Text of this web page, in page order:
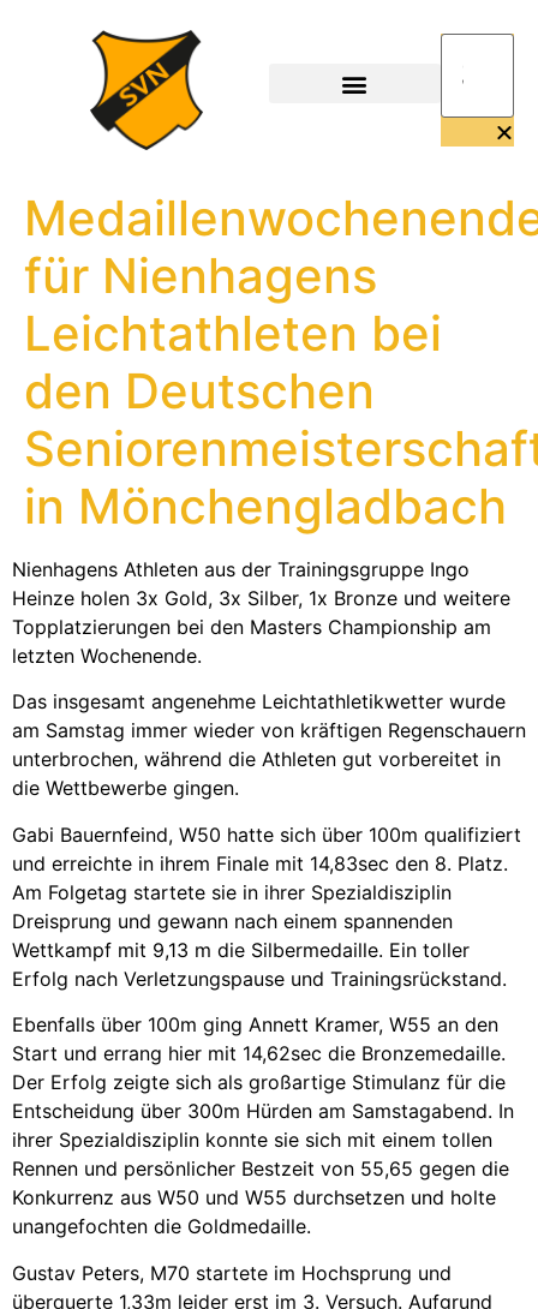
für Nienhagens
Leichtathleten bei
den Deutschen
in Mönchengladbach
Nienhagens Athleten aus der Trainingsgruppe Ingo
Heinze holen 3x Gold, 3x Silber, 1x Bronze und weitere
Topplatzierungen bei den Masters Championship am
letzten Wochenende.
Das insgesamt angenehme Leichtathletikwetter wurde
am Samstag immer wieder von kräftigen Regenschauern
unterbrochen, während die Athleten gut vorbereitet in
die Wettbewerbe gingen.
Gabi Bauernfeind, W50 hatte sich über 100m qualifiziert
und erreichte in ihrem Finale mit 14,83sec den 8. Platz.
Am Folgetag startete sie in ihrer Spezialdisziplin
Dreisprung und gewann nach einem spannenden
Wettkampf mit 9,13 m die Silbermedaille. Ein toller
Erfolg nach Verletzungspause und Trainingsrückstand.
Ebenfalls über 100m ging Annett Kramer, W55 an den
Start und errang hier mit 14,62sec die Bronzemedaille.
Der Erfolg zeigte sich als großartige Stimulanz für die
Entscheidung über 300m Hürden am Samstagabend. In
ihrer Spezialdisziplin konnte sie sich mit einem tollen
Rennen und persönlicher Bestzeit von 55,65 gegen die
Konkurrenz aus W50 und W55 durchsetzen und holte
unangefochten die Goldmedaille.
Gustav Peters, M70 startete im Hochsprung und
überquerte 1,33m leider erst im 3. Versuch. Aufgrund